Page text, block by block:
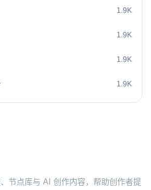
1.9K
1.9K
1.9K
1.9K
节点库与 AI 创作内容，帮助创作者提